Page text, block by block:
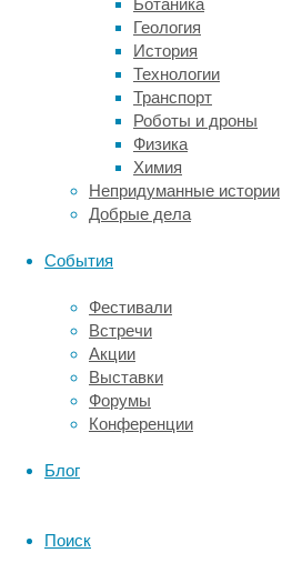
Ботаника
Геология
История
Технологии
Транспорт
Роботы и дроны
Физика
Химия
Непридуманные истории
Добрые дела
События
Фестивали
Встречи
Акции
Выставки
Форумы
Конференции
Блог
Поиск
оценивает
специалист
во
время